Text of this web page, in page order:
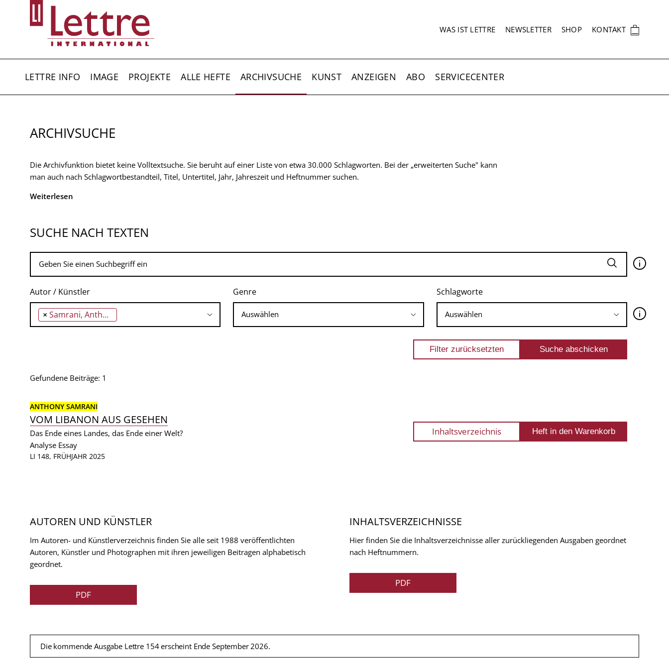
SEKUNDÄRNAVIGATION
WAS IST LETTRE NEWSLETTER SHOP KONTAKT 🛍
LETTRE INFO IMAGE PROJEKTE ALLE HEFTE ARCHIVSUCHE KUNST ANZEIGEN ABO SERVICECENTER
ARCHIVSUCHE
Die Archivfunktion bietet keine Volltextsuche. Sie beruht auf einer Liste von etwa 30.000 Schlagworten. Bei der „erweiterten Suche" kann
man auch nach Schlagwortbestandteil, Titel, Untertitel, Jahr, Jahreszeit und Heftnummer suchen.
Weiterlesen
SUCHE NACH TEXTEN
🛈
Autor / Künstler
× Samrani, Anthony
Genre Schlagworte
🛈
Gefundene Beiträge: 1
ANTHONY SAMRANI
VOM LIBANON AUS GESEHEN
Das Ende eines Landes, das Ende einer Welt?
Analyse Essay
LI 148, FRÜHJAHR 2025
Inhaltsverzeichnis
AUTOREN UND KÜNSTLER
Im Autoren- und Künstlerverzeichnis finden Sie alle seit 1988 veröffentlichten
Autoren, Künstler und Photographen mit ihren jeweiligen Beitragen alphabetisch
geordnet.
PDF
INHALTSVERZEICHNISSE
Hier finden Sie die Inhaltsverzeichnisse aller zurückliegenden Ausgaben geordnet
nach Heftnummern.
PDF
Die kommende Ausgabe Lettre 154 erscheint Ende September 2026.